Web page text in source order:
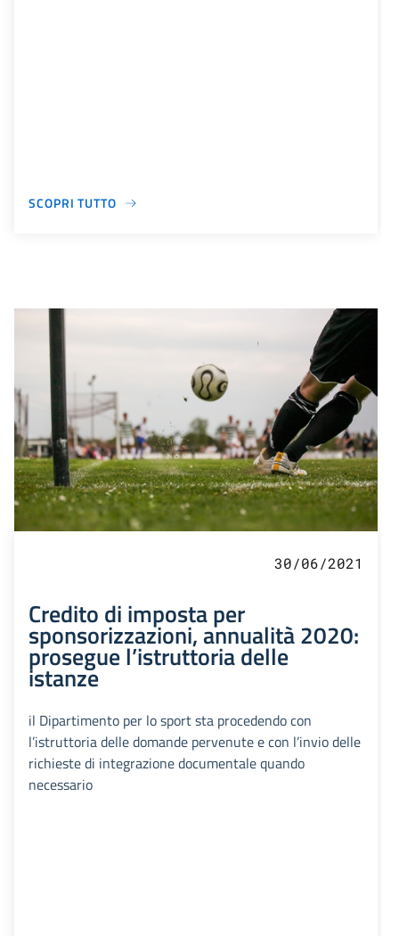
SCOPRI TUTTO
30/06/2021
Credito di imposta per
sponsorizzazioni, annualità 2020:
prosegue l’istruttoria delle
istanze
il Dipartimento per lo sport sta procedendo con
l’istruttoria delle domande pervenute e con l’invio delle
richieste di integrazione documentale quando
necessario